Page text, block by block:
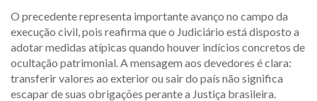
O precedente representa importante avanço no campo da
execução civil, pois reafirma que o Judiciário está disposto a
adotar medidas atípicas quando houver indícios concretos de
ocultação patrimonial. A mensagem aos devedores é clara:
transferir valores ao exterior ou sair do país não significa
escapar de suas obrigações perante a Justiça brasileira.